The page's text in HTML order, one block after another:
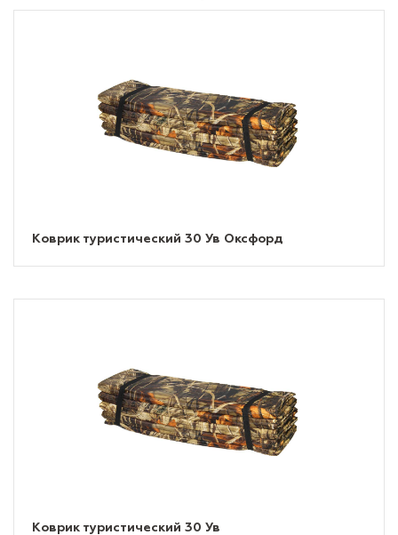
Коврик туристический 30 Ув Оксфорд
Коврик туристический 30 Ув